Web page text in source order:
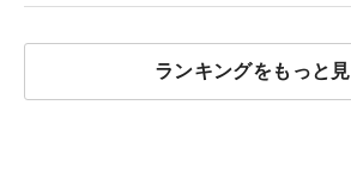
ランキングをもっと